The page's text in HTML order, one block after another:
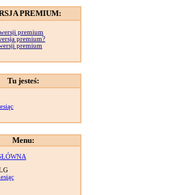
PREMIUM:
premium
premium?
premium
Tu jesteś:
Menu: